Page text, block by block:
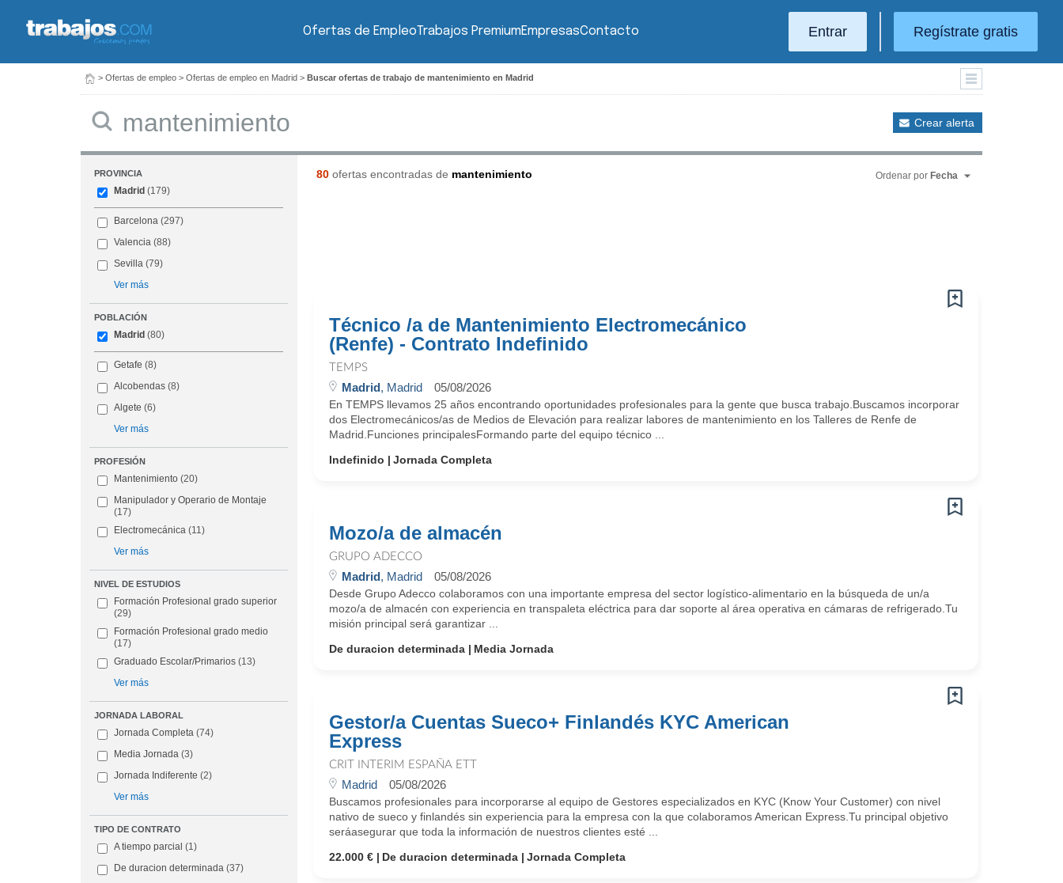
Ofertas de EmpleoTrabajos PremiumEmpresasContacto Entrar Regístrate gratis
> Ofertas de empleo > Ofertas de empleo en Madrid > Buscar ofertas de trabajo de mantenimiento en Madrid
Crear alerta
PROVINCIA
Madrid (179)
Barcelona (297)
Valencia (88)
Sevilla (79)
Ver más
POBLACIÓN
Madrid (80)
Getafe (8)
Alcobendas (8)
Algete (6)
Ver más
PROFESIÓN
Mantenimiento (20)
Manipulador y Operario de Montaje
(17)
Electromecánica (11)
Ver más
NIVEL DE ESTUDIOS
Formación Profesional grado superior
(29)
Formación Profesional grado medio
(17)
Graduado Escolar/Primarios (13)
Ver más
JORNADA LABORAL
Jornada Completa (74)
Media Jornada (3)
Jornada Indiferente (2)
Ver más
TIPO DE CONTRATO
A tiempo parcial (1)
De duracion determinada (37)
80ofertas encontradas de mantenimiento Ordenar por Fecha
Técnico /a de Mantenimiento Electromecánico
(Renfe) - Contrato Indefinido
TEMPS
Madrid, Madrid 05/08/2026
En TEMPS llevamos 25 años encontrando oportunidades profesionales para la gente que busca trabajo.Buscamos incorporar
dos Electromecánicos/as de Medios de Elevación para realizar labores de mantenimiento en los Talleres de Renfe de
Madrid.Funciones principalesFormando parte del equipo técnico ...
Indefinido
Jornada Completa
Mozo/a de almacén
GRUPO ADECCO
Madrid, Madrid 05/08/2026
Desde Grupo Adecco colaboramos con una importante empresa del sector logístico-alimentario en la búsqueda de un/a
mozo/a de almacén con experiencia en transpaleta eléctrica para dar soporte al área operativa en cámaras de refrigerado.Tu
misión principal será garantizar ...
De duracion determinada
Media Jornada
Gestor/a Cuentas Sueco+ Finlandés KYC American
Express
CRIT INTERIM ESPAÑA ETT
Madrid 05/08/2026
Buscamos profesionales para incorporarse al equipo de Gestores especializados en KYC (Know Your Customer) con nivel
nativo de sueco y finlandés sin experiencia para la empresa con la que colaboramos American Express.Tu principal objetivo
seráasegurar que toda la información de nuestros clientes esté ...
22.000 €
De duracion determinada Jornada Completa